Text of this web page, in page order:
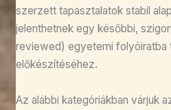
szerzett tapasztalatok stabil
jelenthetnek egy későbbi,
reviewed) egyetemi folyóiratba
előkészítéséhez.
Az alábbi kategóriákban várjuk